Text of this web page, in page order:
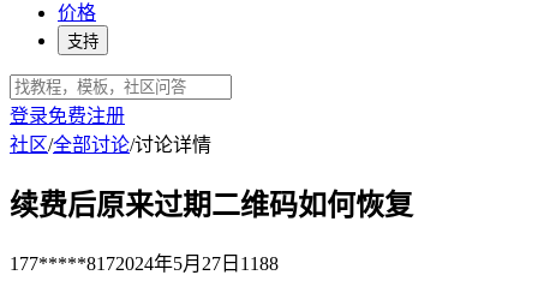
价格
支持
登录免费注册
社区/全部讨论/讨论详情
续费后原来过期二维码如何恢复
177*****8172024年5月27日 1188